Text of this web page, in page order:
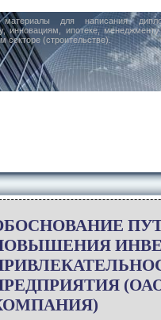
для написания
инновациям, ипотеке,
секторе (строительстве).